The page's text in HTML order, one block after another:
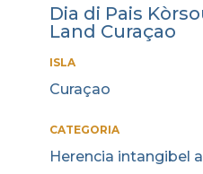
Dia di Pais
Land Curaçao
ISLA
Curaçao
CATEGORIA
Herencia intangibel